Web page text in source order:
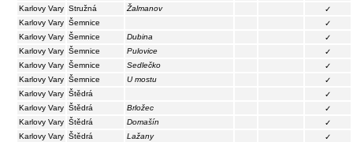
Karlovy Vary Stružná Žalmanov
✓
Karlovy Vary Šemnice
✓
Karlovy Vary Šemnice Dubina
✓
Karlovy Vary Šemnice Pulovice
✓
Karlovy Vary Šemnice Sedlečko
✓
Karlovy Vary Šemnice U mostu
✓
Karlovy Vary Štědrá
✓
Karlovy Vary Štědrá Brložec
✓
Karlovy Vary Štědrá Domašín
✓
Karlovy Vary Štědrá Lažany
✓